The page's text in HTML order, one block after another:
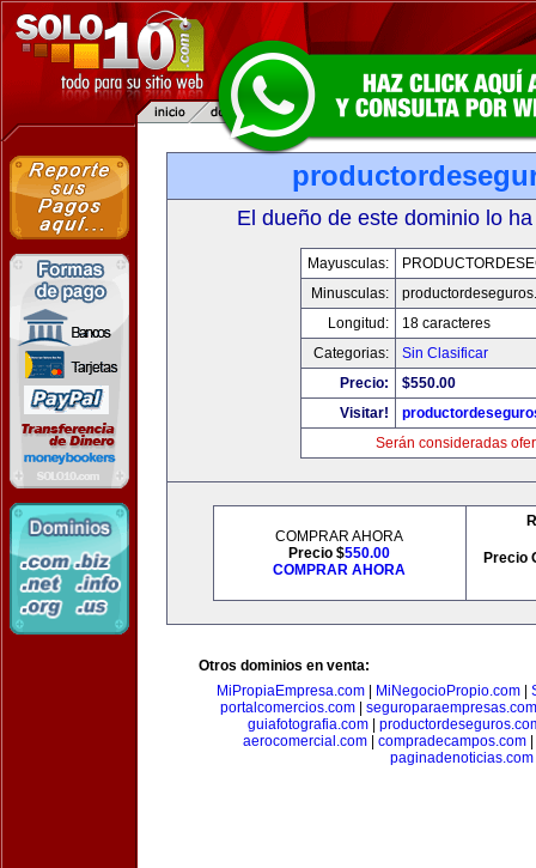
El dueño de este dominio lo
Mayusculas:
Minusculas:
Longitud:
18 caracteres
Categorias:
Sin Clasificar
Precio:
$550.00
Visitar!
Serán consideradas
COMPRAR AHORA
Precio $550.00
COMPRAR AHORA
Precio
Otros dominios en venta:
MiPropiaEmpresa.com
MiNegocioPropio.com
portalcomercios.com| seguroparaempresas.com
guiafotografia.com
aerocomercial.com| compradecampos.com|
paginadenoticias.com